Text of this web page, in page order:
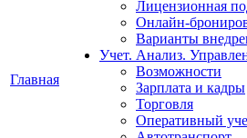
Главная
Лицензионная
Онлайн-
Варианты
Учет. Анализ.
Возможности
Зарплата и кадры
Торговля
Оперативный